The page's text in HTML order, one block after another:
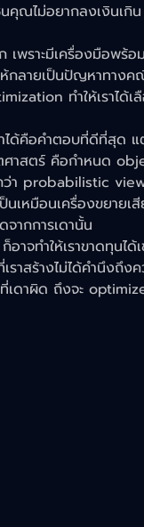
คุณไม่อยากลงเงินเ
ราะมีเครื่องมือพร้อม
กลายเป็นปัญหาทาง
ทำให้เราไ
าได้คือคำตอบที่ดีที่สุด
าสตร์ คือกำหนด
ว่า probabilistic
เหมือนเครื่องขยายเ
จากการเดานั้น
าจทำให้เราขาดทุน
าสร้างไม่ได้คำนึงถึง
ดาผิด ถึงจะ